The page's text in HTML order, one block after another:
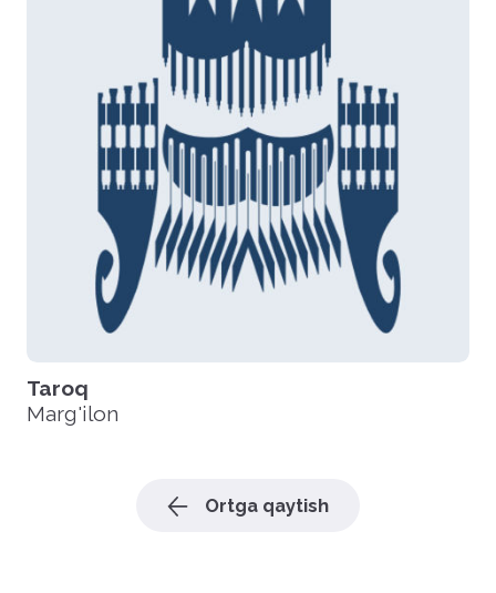
Taroq
Marg'ilon
Ortga qaytish